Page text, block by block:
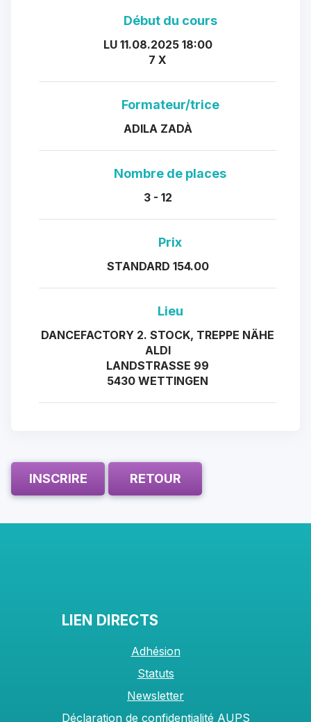
Début du cours
LU 11.08.2025 18:00
7 X
Formateur/trice
ADILA ZADÀ
Nombre de places
3 - 12
Prix
STANDARD 154.00
Lieu
DANCEFACTORY 2. STOCK, TREPPE NÄHE
ALDI
LANDSTRASSE 99
5430 WETTINGEN
INSCRIRE RETOUR
LIEN DIRECTS
Adhésion
Statuts
Newsletter
Déclaration de confidentialité AUPS